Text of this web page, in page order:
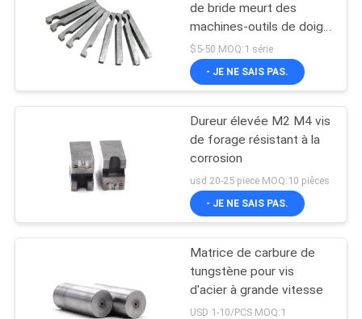
de bride meurt des
machines-outils de doigt
de transfert
$5-50 MOQ:1 série
- JE NE SAIS PAS.
Dureur élevée M2 M4 vis
de forage résistant à la
corrosion
usd 20-25 piece MOQ:10 pièces
- JE NE SAIS PAS.
Matrice de carbure de
tungstène pour vis
d'acier à grande vitesse
USD 1-10/PCS MOQ:1